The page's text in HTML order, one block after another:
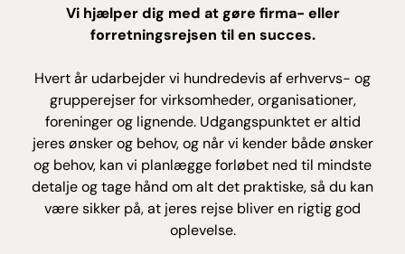
Vi hjælper dig med at gøre firma- eller
forretningsrejsen til en succes.
Hvert år udarbejder vi hundredevis af erhvervs- og
grupperejser for virksomheder, organisationer,
foreninger og lignende. Udgangspunktet er altid
jeres ønsker og behov, og når vi kender både ønsker
og behov, kan vi planlægge forløbet ned til mindste
detalje og tage hånd om alt det praktiske, så du kan
være sikker på, at jeres rejse bliver en rigtig god
oplevelse.